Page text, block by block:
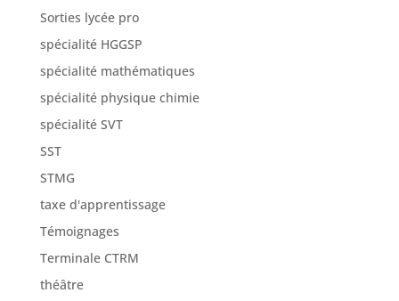
Sorties lycée pro
spécialité HGGSP
spécialité mathématiques
spécialité physique chimie
spécialité SVT
SST
STMG
taxe d'apprentissage
Témoignages
Terminale CTRM
théâtre